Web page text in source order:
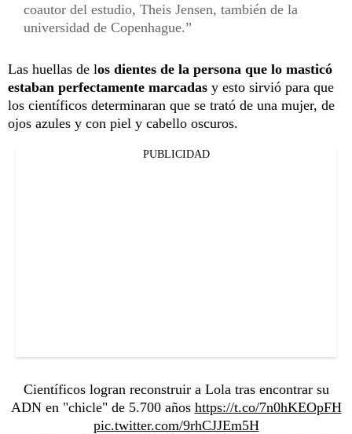
coautor del estudio, Theis Jensen, también de la
universidad de Copenhague.
Las huellas de los dientes de la persona que lo masticó
estaban perfectamente marcadas y esto sirvió para que
los científicos determinaran que se trató de una mujer, de
ojos azules y con piel y cabello oscuros.
PUBLICIDAD
Científicos logran reconstruir a Lola tras encontrar su
ADN en "chicle" de 5.700 años https://t.co/7n0hKEOpFH
pic.twitter.com/9rhCJJEm5H